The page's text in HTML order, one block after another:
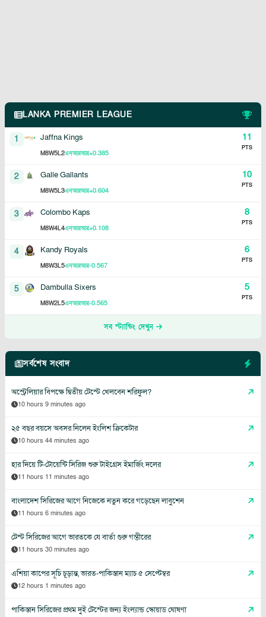
LANKA PREMIER LEAGUE
1 Jaffna Kings
M8W5L2এনআরআর+0.385
11
PTS
2 Galle Gallants
M8W5L3এনআরআর+0.604
10
PTS
3 Colombo Kaps
M8W4L4এনআরআর+0.108
8
PTS
4 Kandy Royals
M8W3L5এনআরআর-0.567
6
PTS
5 Dambulla Sixers
M8W2L5এনআরআর-0.565
5
PTS
সব স্ট্যান্ডিং দেখুন
সর্বশেষ সংবাদ
অস্ট্রেলিয়ার বিপক্ষে দ্বিতীয় টেস্টে খেলবেন শরিফুল?
10 hours 9 minutes ago
২৫ বছর বয়সে অবসর নিলেন ইংলিশ ক্রিকেটার
10 hours 44 minutes ago
হার দিয়ে টি-টোয়েন্টি সিরিজ শুরু টাইগ্রেস ইমার্জিং দলের
11 hours 11 minutes ago
বাংলাদেশ সিরিজের আগে নিজেকে নতুন করে গড়েছেন লাবুশেন
11 hours 6 minutes ago
টেস্ট সিরিজের আগে ভারতকে যে বার্তা গুরু গম্ভীরের
11 hours 30 minutes ago
এশিয়া কাপের সূচি চূড়ান্ত, ভারত-পাকিস্তান ম্যাচ ৫ সেপ্টেম্বর
12 hours 1 minutes ago
পাকিস্তান সিরিজের প্রথম দুই টেস্টের জন্য ইংল্যান্ড স্কোয়াড ঘোষণা